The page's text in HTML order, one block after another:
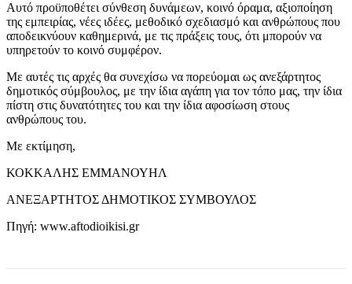
Αυτό προϋποθέτει σύνθεση δυνάμεων, κοινό όραμα, αξιοποίηση
της εμπειρίας, νέες ιδέες, μεθοδικό σχεδιασμό και ανθρώπους που
αποδεικνύουν καθημερινά, με τις πράξεις τους, ότι μπορούν να
υπηρετούν το κοινό συμφέρον.
Με αυτές τις αρχές θα συνεχίσω να πορεύομαι ως ανεξάρτητος
δημοτικός σύμβουλος, με την ίδια αγάπη για τον τόπο μας, την ίδια
πίστη στις δυνατότητες του και την ίδια αφοσίωση στους
ανθρώπους του.
Με εκτίμηση,
ΚΟΚΚΑΛΗΣ ΕΜΜΑΝΟΥΗΛ
ΑΝΕΞΑΡΤΗΤΟΣ ΔΗΜΟΤΙΚΟΣ ΣΥΜΒΟΥΛΟΣ
Πηγή: www.aftodioikisi.gr